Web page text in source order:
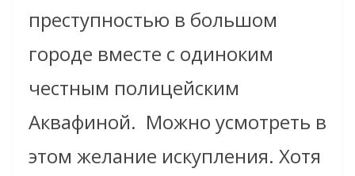
преступностью в большом
городе вместе с одиноким
честным полицейским
Аквафиной. Можно усмотреть в
этом желание искупления. Хотя